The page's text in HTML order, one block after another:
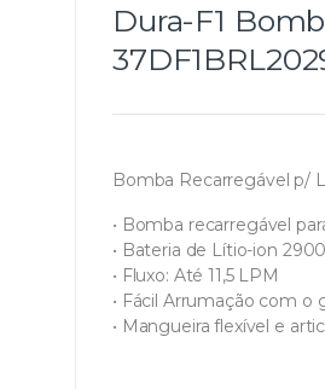
Dura-F1
Bomba Recarregável p/
• Bomba recarregável
• Bateria de Lítio-ion
• Fluxo: Até 11,5 LPM
• Fácil Arrumação com
• Mangueira flexível e